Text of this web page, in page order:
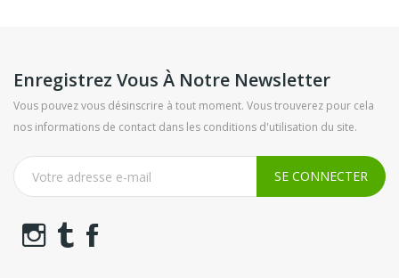
Enregistrez Vous À Notre Newsletter
Vous pouvez vous désinscrire à tout moment. Vous trouverez pour cela
nos informations de contact dans les conditions d'utilisation du site.